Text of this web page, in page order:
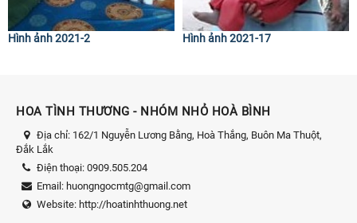
Hình ảnh 2021-2 Hình ảnh 2021-17
HOA TÌNH THƯƠNG - NHÓM NHỎ HOÀ BÌNH
Địa chỉ: 162/1 Nguyễn Lương Bằng, Hoà Thắng, Buôn Ma Thuột,
Đắk Lắk
Điện thoại: 0909.505.204
Email: huongngocmtg@gmail.com
Website: http://hoatinhthuong.net